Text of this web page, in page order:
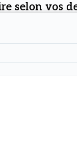
selon vos